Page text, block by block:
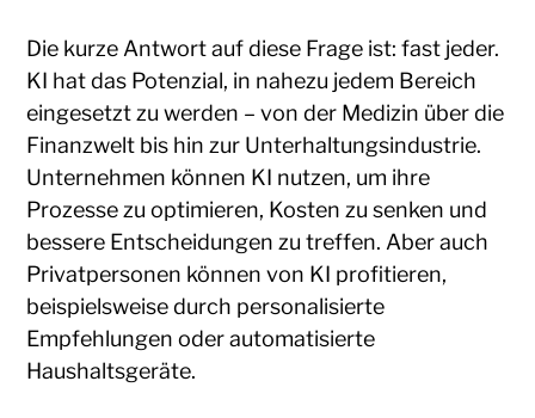
Die kurze Antwort auf diese Frage ist: fast jeder.
KI hat das Potenzial, in nahezu jedem Bereich
eingesetzt zu werden – von der Medizin über die
Finanzwelt bis hin zur Unterhaltungsindustrie.
Unternehmen können KI nutzen, um ihre
Prozesse zu optimieren, Kosten zu senken und
bessere Entscheidungen zu treffen. Aber auch
Privatpersonen können von KI profitieren,
beispielsweise durch personalisierte
Empfehlungen oder automatisierte
Haushaltsgeräte.